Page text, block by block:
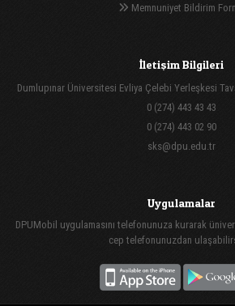
Memnuniyet Bildirim
İletişim Bilgileri
Dumlupınar Üniversitesi Evliya Çelebi Yerleşkesi
0 (274) 443 43 43
0 (274) 443 02 90
sks@dpu.edu.tr
Uygulamalar
DPUMobil uygulamasını telefonunuza kurarak
cep telefonunuzdan